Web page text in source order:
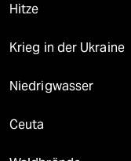
Hitze
Krieg in der Ukraine
Niedrigwasser
Ceuta